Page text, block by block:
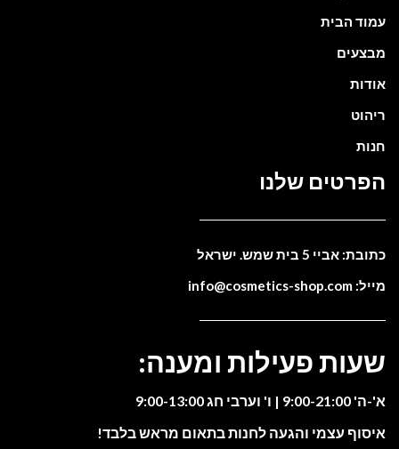
עמוד הבית
מבצעים
אודות
ריהוט
חנות
הפרטים שלנו
כתובת: אביי 5 בית שמש. ישראל
מייל: info@cosmetics-shop.com
שעות פעילות ומענה:
א'-ה' 9:00-21:00 | ו' וערבי חג 9:00-13:00
איסוף עצמי והגעה לחנות בתאום מראש בלבד!